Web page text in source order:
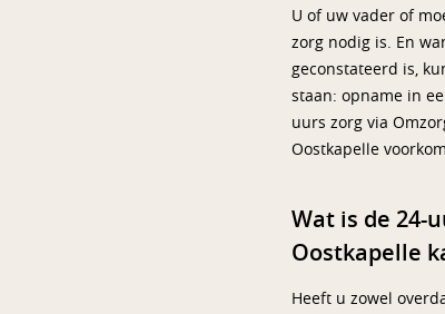
U of uw vader of
zorg nodig is. En
geconstateerd is,
staan: opname in
uurs zorg via
Oostkapelle
Wat is de 24-
Oostkapelle
Heeft u zowel